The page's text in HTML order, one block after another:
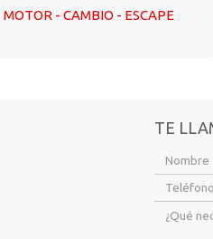
MOTOR - CAMBIO - ESCAPE
TE